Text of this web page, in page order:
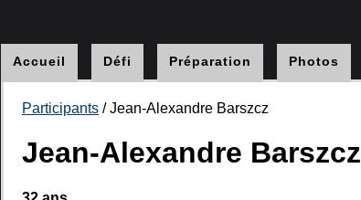
Accueil Défi Préparation Photos
Participants / Jean-Alexandre Barszcz
Jean-Alexandre Barszcz